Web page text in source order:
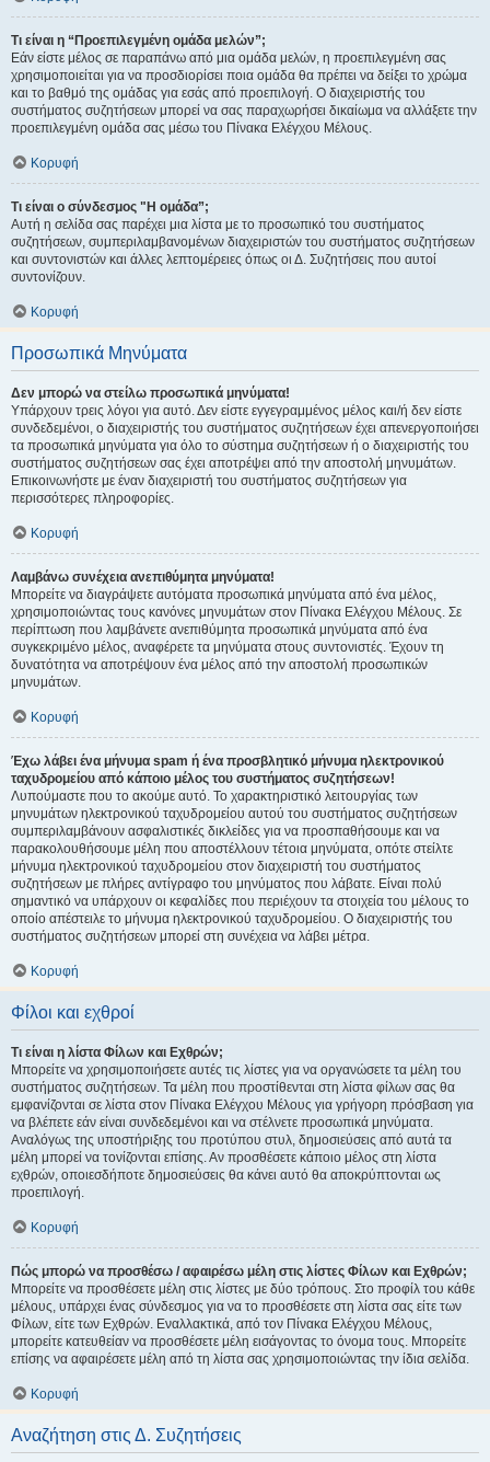
Τι είναι η “Προεπιλεγμένη ομάδα μελών”;
Εάν είστε μέλος σε παραπάνω από μια ομάδα μελών, η προεπιλεγμένη σας
χρησιμοποιείται για να προσδιορίσει ποια ομάδα θα πρέπει να δείξει το χρώμα
και το βαθμό της ομάδας για εσάς από προεπιλογή. Ο διαχειριστής του
συστήματος συζητήσεων μπορεί να σας παραχωρήσει δικαίωμα να αλλάξετε την
προεπιλεγμένη ομάδα σας μέσω του Πίνακα Ελέγχου Μέλους.
Κορυφή
Τι είναι ο σύνδεσμος "Η ομάδα”;
Αυτή η σελίδα σας παρέχει μια λίστα με το προσωπικό του συστήματος
συζητήσεων, συμπεριλαμβανομένων διαχειριστών του συστήματος συζητήσεων
και συντονιστών και άλλες λεπτομέρειες όπως οι Δ. Συζητήσεις που αυτοί
συντονίζουν.
Κορυφή
Προσωπικά Μηνύματα
Δεν μπορώ να στείλω προσωπικά μηνύματα!
Υπάρχουν τρεις λόγοι για αυτό. Δεν είστε εγγεγραμμένος μέλος και/ή δεν είστε
συνδεδεμένοι, ο διαχειριστής του συστήματος συζητήσεων έχει απενεργοποιήσει
τα προσωπικά μηνύματα για όλο το σύστημα συζητήσεων ή ο διαχειριστής του
συστήματος συζητήσεων σας έχει αποτρέψει από την αποστολή μηνυμάτων.
Επικοινωνήστε με έναν διαχειριστή του συστήματος συζητήσεων για
περισσότερες πληροφορίες.
Κορυφή
Λαμβάνω συνέχεια ανεπιθύμητα μηνύματα!
Μπορείτε να διαγράψετε αυτόματα προσωπικά μηνύματα από ένα μέλος,
χρησιμοποιώντας τους κανόνες μηνυμάτων στον Πίνακα Ελέγχου Μέλους. Σε
περίπτωση που λαμβάνετε ανεπιθύμητα προσωπικά μηνύματα από ένα
συγκεκριμένο μέλος, αναφέρετε τα μηνύματα στους συντονιστές. Έχουν τη
δυνατότητα να αποτρέψουν ένα μέλος από την αποστολή προσωπικών
μηνυμάτων.
Κορυφή
Έχω λάβει ένα μήνυμα spam ή ένα προσβλητικό μήνυμα ηλεκτρονικού
ταχυδρομείου από κάποιο μέλος του συστήματος συζητήσεων!
Λυπούμαστε που το ακούμε αυτό. Το χαρακτηριστικό λειτουργίας των
μηνυμάτων ηλεκτρονικού ταχυδρομείου αυτού του συστήματος συζητήσεων
συμπεριλαμβάνουν ασφαλιστικές δικλείδες για να προσπαθήσουμε και να
παρακολουθήσουμε μέλη που αποστέλλουν τέτοια μηνύματα, οπότε στείλτε
μήνυμα ηλεκτρονικού ταχυδρομείου στον διαχειριστή του συστήματος
συζητήσεων με πλήρες αντίγραφο του μηνύματος που λάβατε. Είναι πολύ
σημαντικό να υπάρχουν οι κεφαλίδες που περιέχουν τα στοιχεία του μέλους το
οποίο απέστειλε το μήνυμα ηλεκτρονικού ταχυδρομείου. Ο διαχειριστής του
συστήματος συζητήσεων μπορεί στη συνέχεια να λάβει μέτρα.
Κορυφή
Φίλοι και εχθροί
Τι είναι η λίστα Φίλων και Εχθρών;
Μπορείτε να χρησιμοποιήσετε αυτές τις λίστες για να οργανώσετε τα μέλη του
συστήματος συζητήσεων. Τα μέλη που προστίθενται στη λίστα φίλων σας θα
εμφανίζονται σε λίστα στον Πίνακα Ελέγχου Μέλους για γρήγορη πρόσβαση για
να βλέπετε εάν είναι συνδεδεμένοι και να στέλνετε προσωπικά μηνύματα.
Αναλόγως της υποστήριξης του προτύπου στυλ, δημοσιεύσεις από αυτά τα
μέλη μπορεί να τονίζονται επίσης. Αν προσθέσετε κάποιο μέλος στη λίστα
εχθρών, οποιεσδήποτε δημοσιεύσεις θα κάνει αυτό θα αποκρύπτονται ως
προεπιλογή.
Κορυφή
Πώς μπορώ να προσθέσω / αφαιρέσω μέλη στις λίστες Φίλων και Εχθρών;
Μπορείτε να προσθέσετε μέλη στις λίστες με δύο τρόπους. Στο προφίλ του κάθε
μέλους, υπάρχει ένας σύνδεσμος για να το προσθέσετε στη λίστα σας είτε των
Φίλων, είτε των Εχθρών. Εναλλακτικά, από τον Πίνακα Ελέγχου Μέλους,
μπορείτε κατευθείαν να προσθέσετε μέλη εισάγοντας το όνομα τους. Μπορείτε
επίσης να αφαιρέσετε μέλη από τη λίστα σας χρησιμοποιώντας την ίδια σελίδα.
Κορυφή
Αναζήτηση στις Δ. Συζητήσεις